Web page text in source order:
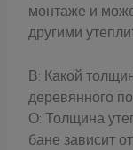
монтаже и
другими
В: Какой
деревянного
О: Толщина
бане зависит